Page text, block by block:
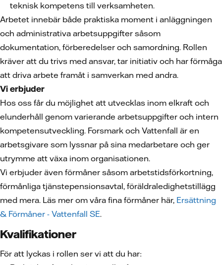
teknisk kompetens till verksamheten.
Arbetet innebär både praktiska moment i anläggningen
och administrativa arbetsuppgifter såsom
dokumentation, förberedelser och samordning. Rollen
kräver att du trivs med ansvar, tar initiativ och har förmåga
att driva arbete framåt i samverkan med andra.
Vi erbjuder
Hos oss får du möjlighet att utvecklas inom elkraft och
elunderhåll genom varierande arbetsuppgifter och intern
kompetensutveckling. Forsmark och Vattenfall är en
arbetsgivare som lyssnar på sina medarbetare och ger
utrymme att växa inom organisationen.
Vi erbjuder även förmåner såsom arbetstidsförkortning,
förmånliga tjänstepensionsavtal, föräldraledighetstillägg
med mera. Läs mer om våra fina förmåner här, Ersättning
& Förmåner - Vattenfall SE.
Kvalifikationer
För att lyckas i rollen ser vi att du har: